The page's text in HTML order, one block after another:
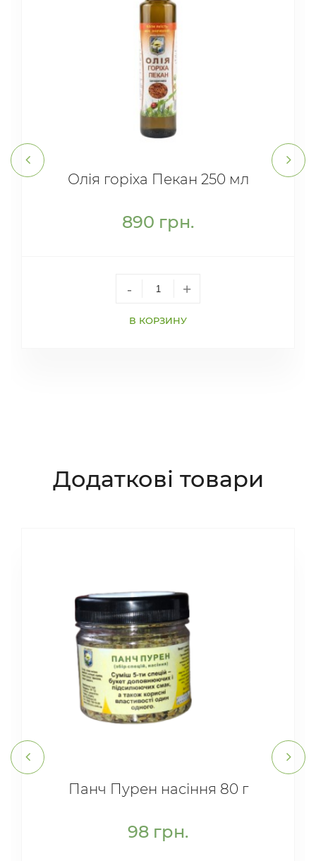
Олія горіха Пекан 250 мл
890 грн.
- +
В КОРЗИНУ
Додаткові товари
Панч Пурен насіння 80 г
98 грн.